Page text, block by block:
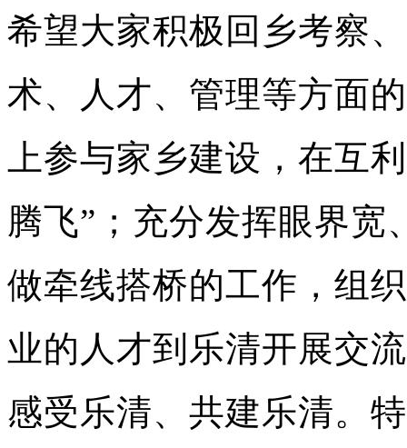
希望大家积极回乡考察
术、人才、管理等方面
上参与家乡建设，在互
腾飞”；充分发挥眼界
做牵线搭桥的工作，组
业的人才到乐清开展交
感受乐清、共建乐清。